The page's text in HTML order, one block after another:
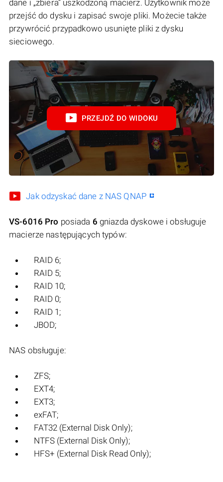
dane i „zbiera” uszkodzoną macierz. Użytkownik może
przejść do dysku i zapisać swoje pliki. Możecie także
przywrócić przypadkowo usunięte pliki z dysku
sieciowego.
PRZEJDŹ DO WIDOKU
Jak odzyskać dane z NAS QNAP
VS-6016 Pro posiada 6 gniazda dyskowe i obsługuje
macierze następujących typów:
RAID 6;
RAID 5;
RAID 10;
RAID 0;
RAID 1;
JBOD;
NAS obsługuje:
ZFS;
EXT4;
EXT3;
exFAT;
FAT32 (External Disk Only);
NTFS (External Disk Only);
HFS+ (External Disk Read Only);